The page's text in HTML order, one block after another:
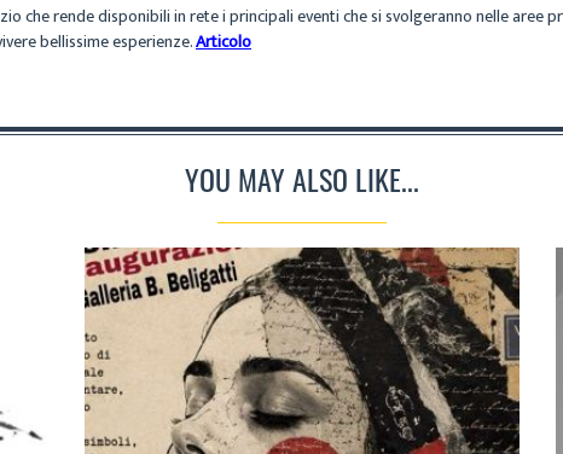
che rende disponibili in rete i principali eventi che si svolgeranno nelle aree
bellissime esperienze.Articolo
YOU MAY ALSO LIKE...